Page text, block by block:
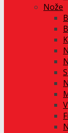
Nože